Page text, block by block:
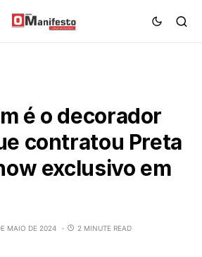
é o decorador
contratou Preta
exclusivo em
MAIO DE 2024 2 MINUTE READ